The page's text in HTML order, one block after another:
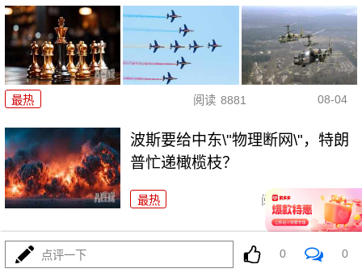
最热 阅读 8881 08-04
波斯要给中东\"物理断网\"，特朗
普忙递橄榄枝？
最热 阅读 7377
F-35真被波斯导弹端了！美军这次到底输在哪
点评一下 0 0